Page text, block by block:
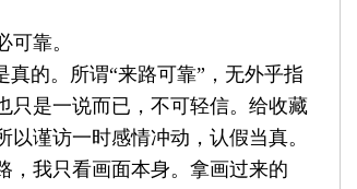
靠。
的。所谓“来路可靠”，无外乎指
只是一说而已，不可轻信。给收藏
谨访一时感情冲动，认假当真。
，我只看画面本身。拿画过来的